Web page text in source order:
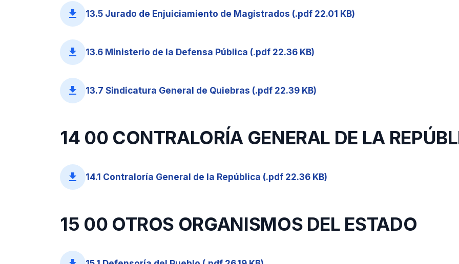
file_download 13.5 Jurado de Enjuiciamiento de Magistrados (.pdf 22.01 KB)
file_download 13.6 Ministerio de la Defensa Pública (.pdf 22.36 KB)
file_download 13.7 Sindicatura General de Quiebras (.pdf 22.39 KB)
14 00 CONTRALORÍA GENERAL DE LA
file_download 14.1 Contraloría General de la República (.pdf 22.36 KB)
15 00 OTROS ORGANISMOS DEL ESTADO